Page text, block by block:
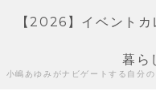
【2026】イベントカ
暮ら
小嶋あゆみがナビゲートする自分